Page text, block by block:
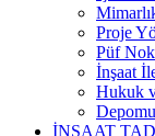
Proje
Püf
İnşaat
Hukuk
İNŞAAT